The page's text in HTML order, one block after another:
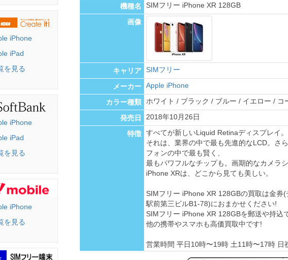
機種名 SIMフリー iPhone XR 128GB
画像
キャリア SIMフリー
メーカー Apple iPhone
カラー種類 ホワイト / ブラック / ブルー / イエロー / コ
発売日 2018年10月26日
特徴 すべてが新しいLiquid Retinaディスプレイ。
それは、業界の中で最も先進的なLCD。さ
フォンの中で最も賢く、
最もパワフルなチップも。画期的なカメラシ
iPhone XRは、どこから見ても美しい。
SIMフリー iPhone XR 128GBの買取は金券
駅前第三ビルB1-78)におまかせください!
SIMフリー iPhone XR 128GBを郵送や持込
他の携帯やスマホも高価買取中です!
営業時間 平日10時〜19時 土11時〜17時 日
iPhone
iPad
を見る
iPhone
iPad
を見る
iPhone
を見る